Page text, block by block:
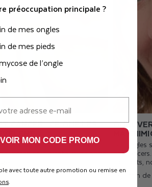
CANCER : CE QUE LES
que de simples éléments
véritables indicateurs de notre
QUEL
MA
Les
cassants,
1 min
préoccupation principale ?
de mes ongles
de mes pieds
de l’ongle
MON CODE PROMO
avec toute autre promotion ou remise en
.